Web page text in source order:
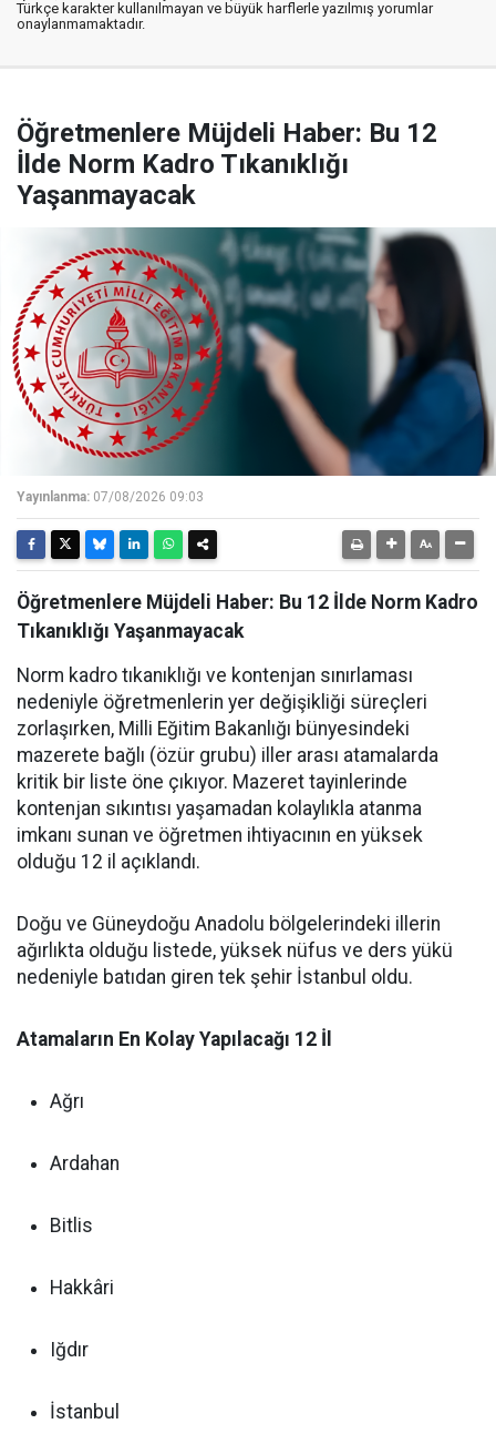
Türkçe karakter kullanılmayan ve büyük harflerle yazılmış yorumlar
onaylanmamaktadır.
Öğretmenlere Müjdeli Haber: Bu 12
İlde Norm Kadro Tıkanıklığı
Yaşanmayacak
Yayınlanma: 07/08/2026 09:03
Öğretmenlere Müjdeli Haber: Bu 12 İlde Norm Kadro
Tıkanıklığı Yaşanmayacak
Norm kadro tıkanıklığı ve kontenjan sınırlaması
nedeniyle öğretmenlerin yer değişikliği süreçleri
zorlaşırken, Milli Eğitim Bakanlığı bünyesindeki
mazerete bağlı (özür grubu) iller arası atamalarda
kritik bir liste öne çıkıyor. Mazeret tayinlerinde
kontenjan sıkıntısı yaşamadan kolaylıkla atanma
imkanı sunan ve öğretmen ihtiyacının en yüksek
olduğu 12 il açıklandı.
Doğu ve Güneydoğu Anadolu bölgelerindeki illerin
ağırlıkta olduğu listede, yüksek nüfus ve ders yükü
nedeniyle batıdan giren tek şehir İstanbul oldu.
Atamaların En Kolay Yapılacağı 12 İl
Ağrı
Ardahan
Bitlis
Hakkâri
Iğdır
İstanbul